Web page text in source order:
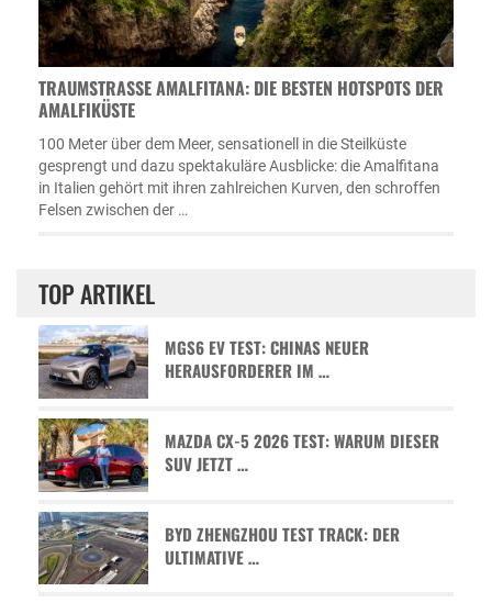
TRAUMSTRASSE AMALFITANA: DIE BESTEN HOTSPOTS DER A
MALFIKÜSTE
100 Meter über dem Meer, sensationell in die Steilküste
gesprengt und dazu spektakuläre Ausblicke: die Amalfitana
in Italien gehört mit ihren zahlreichen Kurven, den schroffen
Felsen zwischen der …
TOP ARTIKEL
MGS6 EV TEST: CHINAS NEUER
HERAUSFORDERER IM …
MAZDA CX-5 2026 TEST: WARUM DIESER
SUV JETZT …
BYD ZHENGZHOU TEST TRACK: DER
ULTIMATIVE …